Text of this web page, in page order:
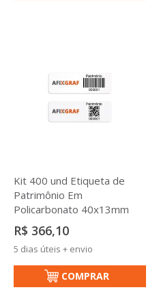
Kit 400 und Etiqueta de
Patrimônio Em
Policarbonato 40x13mm
R$ 366,10
5 dias úteis + envio
COMPRAR